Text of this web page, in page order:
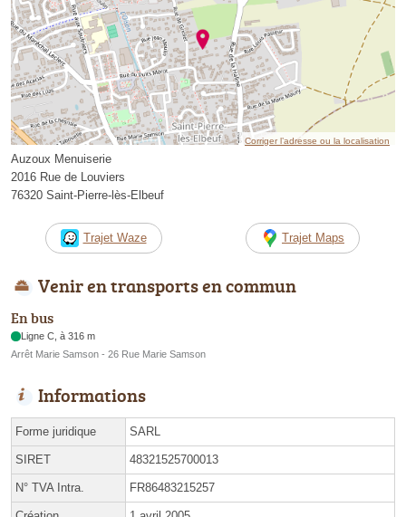
Corriger l’adresse ou la localisation
Auzoux Menuiserie
2016 Rue de Louviers
76320 Saint-Pierre-lès-Elbeuf
Trajet Waze Trajet Maps
Venir en transports en commun
En bus
Ligne C, à 316 m
Arrêt Marie Samson - 26 Rue Marie Samson
Informations
Forme juridique SARL
SIRET 48321525700013
N° TVA Intra. FR86483215257